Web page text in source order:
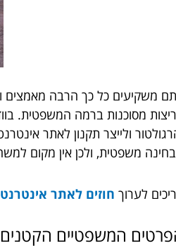
משקיעים כל כך הרבה מאמצים
מסוכנות ברמה המשפטית.
ולייצר תקנון לאתר
משפטית, ולכן אין מקום
לערוך חוזים לאתר אינטרנט
המשפטיים